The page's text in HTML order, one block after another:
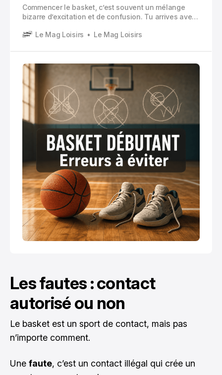
Commencer le basket, c’est souvent un mélange
bizarre d’excitation et de confusion. Tu arrives avec
te dis que ça va aller…
Le Mag Loisirs Le Mag Loisirs
Les fautes : contact
autorisé ou non
Le basket est un sport de contact, mais pas
n’importe comment.
Une faute, c’est un contact illégal qui crée un